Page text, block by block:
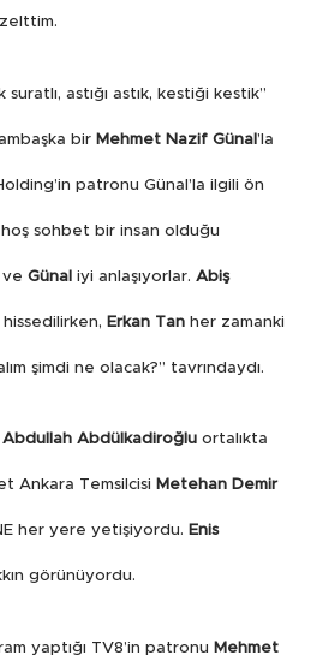
suratlı, astığı astık, kestiği kestik”
bir Mehmet Nazif Günal’la
patronu Günal’la ilgili ön
sohbet bir insan olduğu
ve Günal iyi anlaşıyorlar. Abiş
Erkan Tan her zamanki
şimdi ne olacak?” tavrındaydı.
Abdullah Abdülkadiroğlu ortalıkta
Ankara Temsilcisi Metehan Demir
her yere yetişiyordu. Enis
görünüyordu.
yaptığı TV8’in patronu Mehmet